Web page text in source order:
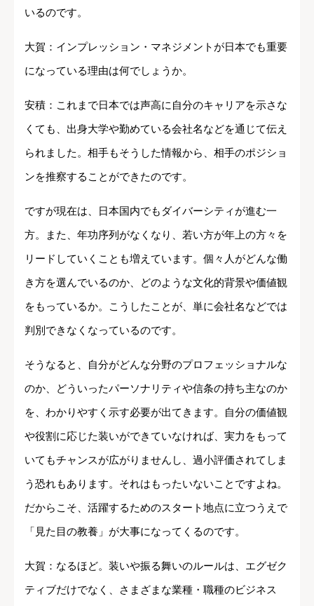
いるのです。
大賀：インプレッション・マネジメントが日本でも重要
になっている理由は何でしょうか。
安積：これまで日本では声高に自分のキャリアを示さな
くても、出身大学や勤めている会社名などを通じて伝え
られました。相手もそうした情報から、相手のポジショ
ンを推察することができたのです。
ですが現在は、日本国内でもダイバーシティが進む一
方。また、年功序列がなくなり、若い方が年上の方々を
リードしていくことも増えています。個々人がどんな働
き方を選んでいるのか、どのような文化的背景や価値観
をもっているか。こうしたことが、単に会社名などでは
判別できなくなっているのです。
そうなると、自分がどんな分野のプロフェッショナルな
のか、どういったパーソナリティや信条の持ち主なのか
を、わかりやすく示す必要が出てきます。自分の価値観
や役割に応じた装いができていなければ、実力をもって
いてもチャンスが広がりませんし、過小評価されてしま
う恐れもあります。それはもったいないことですよね。
だからこそ、活躍するためのスタート地点に立つうえで
「見た目の教養」が大事になってくるのです。
大賀：なるほど。装いや振る舞いのルールは、エグゼク
ティブだけでなく、さまざまな業種・職種のビジネス